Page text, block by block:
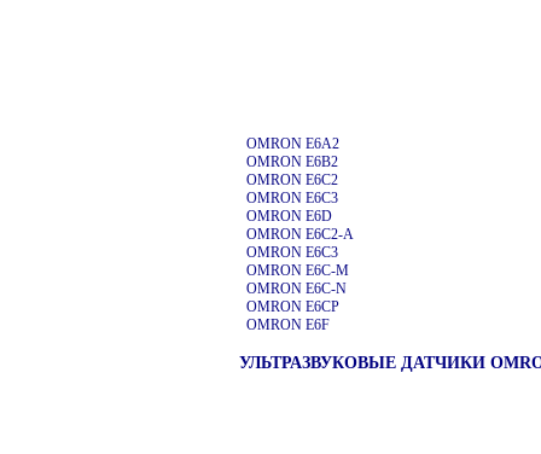
OMRON E6A2
OMRON E6B2
OMRON E6C2
OMRON E6C3
OMRON E6D
OMRON E6C2-A
OMRON E6C3
OMRON E6C-M
OMRON E6C-N
OMRON E6CP
OMRON E6F
УЛЬТРАЗВУКОВЫЕ ДАТЧИКИ